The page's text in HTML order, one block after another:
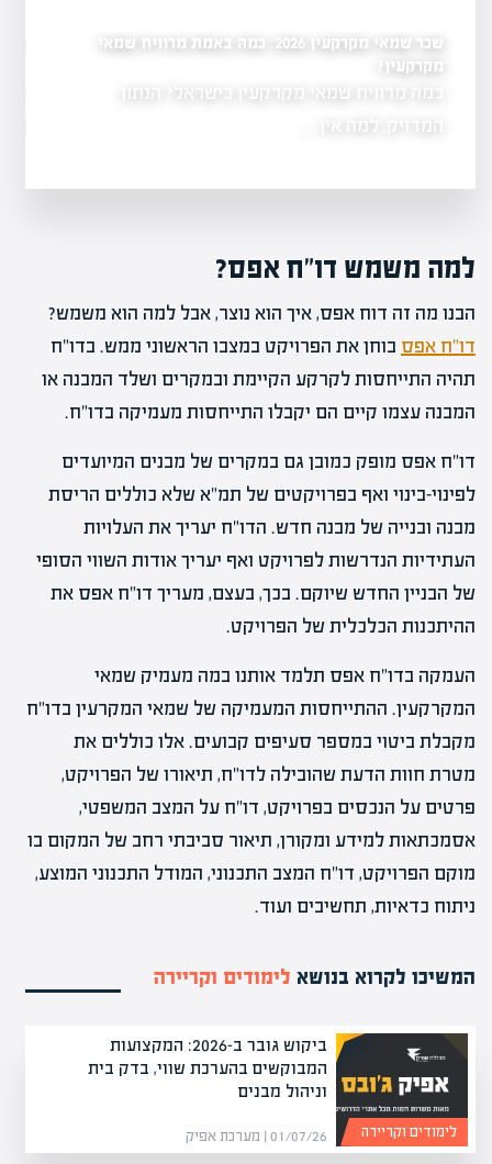
מקרקעין לשנת
למועד
שכר שמאי מקרקעין 2026: כמה באמת מרוויח שמאי
מקרקעין?
כמה מרוויח שמאי מקרקעין בישראל? הנתון
המדויק, למה אין…
כמה שמאי מקרקעין יש
למה משמש דו"ח אפס?
הבנו מה זה דוח אפס, איך הוא נוצר, אבל למה הוא משמש?
דו"ח אפס בוחן את הפרויקט במצבו הראשוני ממש. בדו"ח
תהיה התייחסות לקרקע הקיימת ובמקרים ושלד המבנה או
המבנה עצמו קיים הם יקבלו התייחסות מעמיקה בדו"ח.
דו"ח אפס מופק כמובן גם במקרים של מבנים המיועדים
לפינוי-בינוי ואף בפרויקטים של תמ"א שלא כוללים הריסת
מבנה ובנייה של מבנה חדש. הדו"ח יעריך את העלויות
העתידיות הנדרשות לפרויקט ואף יעריך אודות השווי הסופי
של הבניין החדש שיוקם. בכך, בעצם, מעריך דו"ח אפס את
ההיתכנות הכלכלית של הפרויקט.
העמקה בדו"ח אפס תלמד אותנו במה מעמיק שמאי
המקרקעין. ההתייחסות המעמיקה של שמאי המקרעין בדו"ח
מקבלת ביטוי במספר סעיפים קבועים. אלו כוללים את
מטרת חוות הדעת שהובילה לדו"ח, תיאורו של הפרויקט,
פרטים על הנכסים בפרויקט, דו"ח על המצב המשפטי,
אסמכתאות למידע ומקורן, תיאור סביבתי רחב של המקום בו
מוקם הפרויקט, דו"ח המצב התכנוני, המודל התכנוני המוצע,
ניתוח כדאיות, תחשיבים ועוד.
המשיכו לקרוא בנושא לימודים וקריירה
ביקוש גובר ב-2026: המקצועות
המבוקשים בהערכת שווי, בדק בית
וניהול מבנים
01/07/26 | מערכת אפיק לימודים וקריירה